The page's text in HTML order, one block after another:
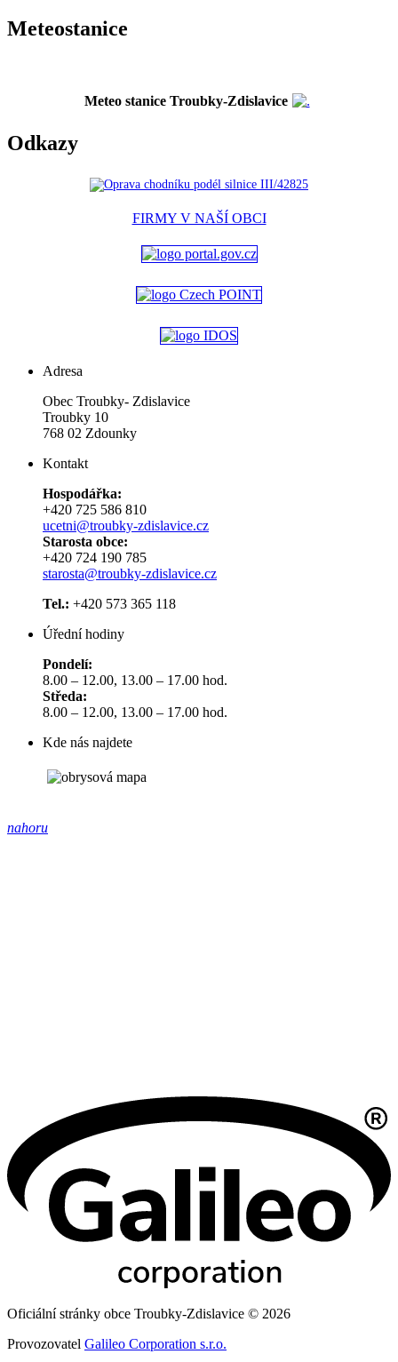
Meteostanice
Meteo stanice Troubky-Zdislavice
Odkazy
FIRMY V NAŠÍ OBCI
Adresa
Obec Troubky- Zdislavice
Troubky 10
768 02 Zdounky
Kontakt
Hospodářka:
+420 725 586 810
ucetni@troubky-zdislavice.cz
Starosta obce:
+420 724 190 785
starosta@troubky-zdislavice.cz
Tel.: +420 573 365 118
Úřední hodiny
Pondelí:
8.00 – 12.00, 13.00 – 17.00 hod.
Středa:
8.00 – 12.00, 13.00 – 17.00 hod.
Kde nás najdete
nahoru
Oficiální stránky obce Troubky-Zdislavice © 2026
Provozovatel Galileo Corporation s.r.o.